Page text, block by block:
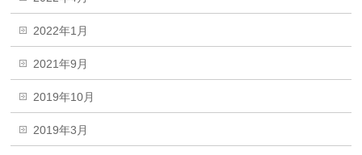
2022年1月
2021年9月
2019年10月
2019年3月